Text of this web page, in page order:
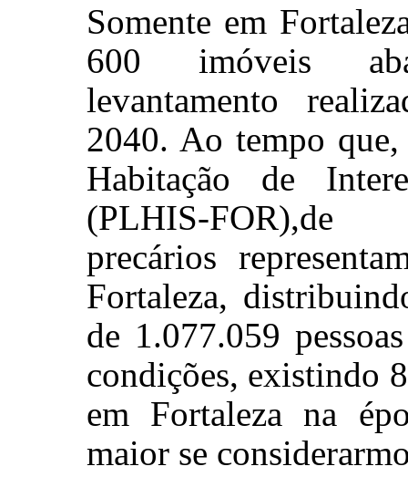
Somente em
600 imóveis
levantamento
2040. Ao tempo
Habitação de
(PLHIS-FOR),de
precários
Fortaleza,
de 1.077.059
condições, existindo
em Fortaleza na
maior se